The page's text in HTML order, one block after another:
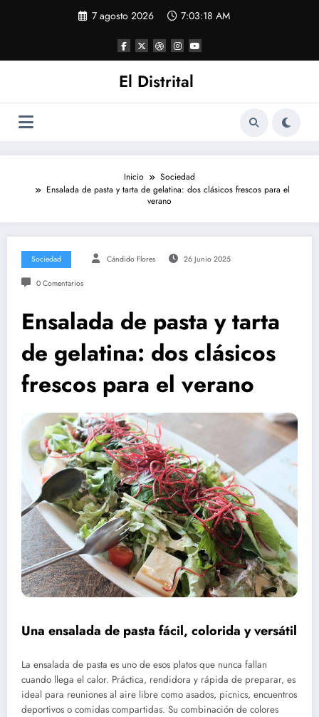
7 agosto 2026 7:03:19 AM
El Distrital
Inicio
Sociedad
Ensalada de pasta y tarta de gelatina: dos clásicos frescos para el
verano
Sociedad Cándido Flores 26 Junio 2025
0 Comentarios
Ensalada de pasta y tarta
de gelatina: dos clásicos
frescos para el verano
Una ensalada de pasta fácil, colorida y versátil
La ensalada de pasta es uno de esos platos que nunca fallan
cuando llega el calor. Práctica, rendidora y rápida de preparar, es
ideal para reuniones al aire libre como asados, picnics, encuentros
deportivos o comidas compartidas. Su combinación de colores